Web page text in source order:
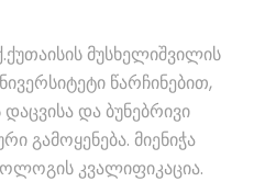
მუსხელიშვილის
წარჩინებით,
და ბუნებრივი
გამოყენება. მიენიჭა
კვალიფიკაცია.